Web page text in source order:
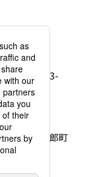
8F
平河町1-3-
03-3263-
央区久太郎町